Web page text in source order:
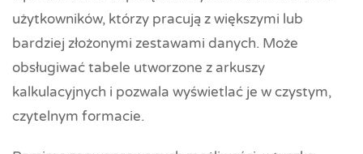
użytkowników, którzy pracują z większymi lub
bardziej złożonymi zestawami danych. Może
obsługiwać tabele utworzone z arkuszy
kalkulacyjnych i pozwala wyświetlać je w czystym,
czytelnym formacie.